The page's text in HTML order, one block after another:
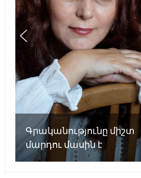
Գրականությունը միշտ
մարդու մասին է